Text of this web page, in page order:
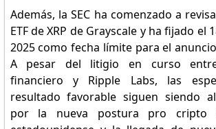
Además, la SEC ha comenzado a
ETF de XRP de Grayscale y ha fijado el
2025 como fecha límite para el
A pesar del litigio en curso
financiero y Ripple Labs, las
resultado favorable siguen siendo
por la nueva postura pro cripto